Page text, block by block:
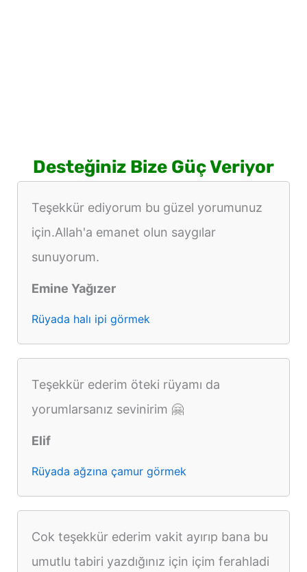
Desteğiniz Bize Güç Veriyor
Teşekkür ediyorum bu güzel yorumunuz
için.Allah'a emanet olun saygılar
sunuyorum.
Emine Yağızer
Rüyada halı ipi görmek
Teşekkür ederim öteki rüyamı da
yorumlarsanız sevinirim 🤗
Elif
Rüyada ağzına çamur görmek
Cok teşekkür ederim vakit ayırıp bana bu
umutlu tabiri yazdığınız için içim ferahladi